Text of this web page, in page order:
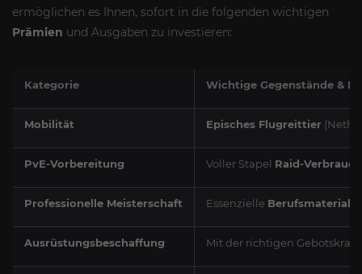
ermöglichen es Ihnen, sofort in die folgenden wichtigen
Prämien und Ausgaben zu investieren:
Kategorie Wichtige Gegenstände &
Mobilität Episches Flugreittier
PvE-Vorbereitung Voller Stapel Raid-
Professionelle Meisterschaft Essenzielle
Ausrüstungsbeschaffung Mit der richtigen